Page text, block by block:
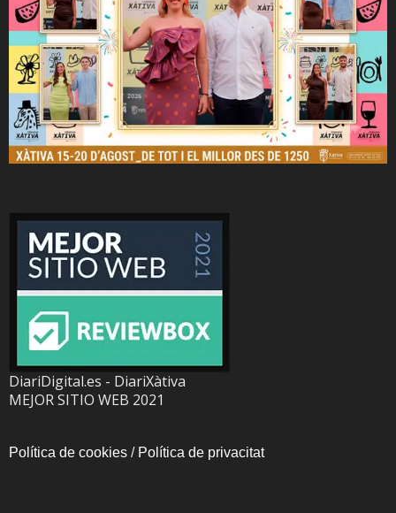
DiariDigital.es - DiariXàtiva
MEJOR SITIO WEB 2021
Política de cookies / Política de privacitat